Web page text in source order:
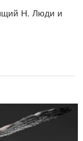
Н. Люди и